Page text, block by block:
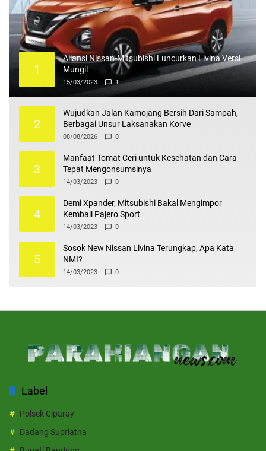
1
Aliansi Nissan-Mitsubishi Luncurkan Livina Versi
Mungil
15/03/2023 1
2
Wujudkan Jalan Kamojang Bersih Dari Sampah,
Berbagai Unsur Laksanakan Korve
08/08/2026 0
3
Manfaat Tomat Ceri untuk Kesehatan dan Cara
Tepat Mengonsumsinya
14/03/2023 0
4
Demi Xpander, Mitsubishi Bakal Mengimpor
Kembali Pajero Sport
14/03/2023 0
5
Sosok New Nissan Livina Terungkap, Apa Kata
NMI?
14/03/2023 0
Label
Polsek Ciparay
Dadang Supriatna